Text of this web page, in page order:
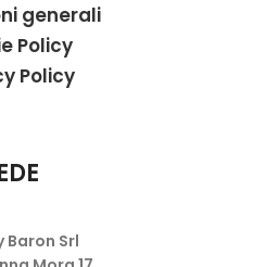
generali
Policy
Policy
Baron Srl